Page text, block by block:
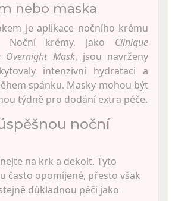
nebo maska
je aplikace nočního krému
Noční krémy, jako Clinique
Overnight Mask, jsou navrženy
intenzivní hydrataci a
spánku. Masky mohou být
týdně pro dodání extra péče.
noční
na krk a dekolt. Tyto
často opomíjené, přesto však
důkladnou péči jako